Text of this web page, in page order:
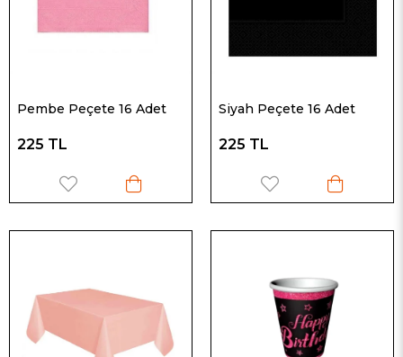
Pembe Peçete 16 Adet
225 TL
Siyah Peçete 16 Adet
225 TL